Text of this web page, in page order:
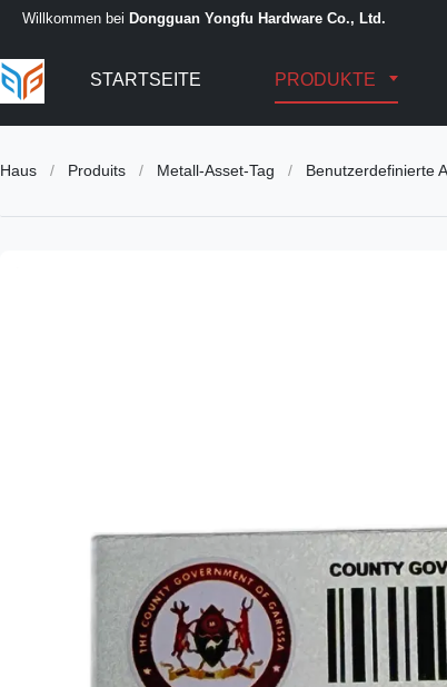
Willkommen bei Dongguan Yongfu Hardware Co., Ltd.
STARTSEITE PRODUKTE
Haus / Produits / Metall-Asset-Tag / Benutzerdefinierte